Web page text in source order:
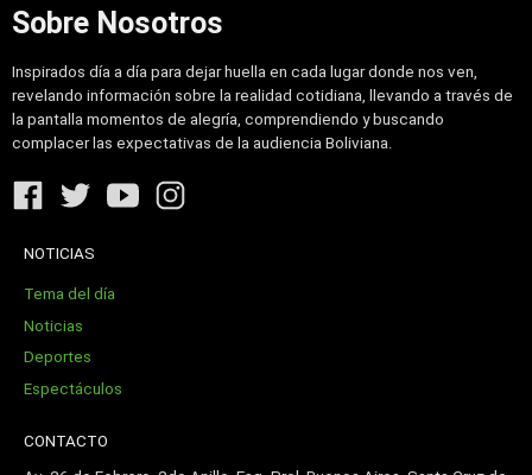
Sobre Nosotros
Inspirados día a día para dejar huella en cada lugar donde nos ven,
revelando información sobre la realidad cotidiana, llevando a través de
la pantalla momentos de alegría, comprendiendo y buscando
complacer las expectativas de la audiencia Boliviana.
NOTICIAS
Tema del día
Noticias
Deportes
Espectáculos
CONTACTO